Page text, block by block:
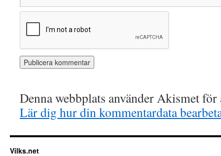
Denna webbplats använder Akismet
Lär dig hur din kommentardata
Vilks.net